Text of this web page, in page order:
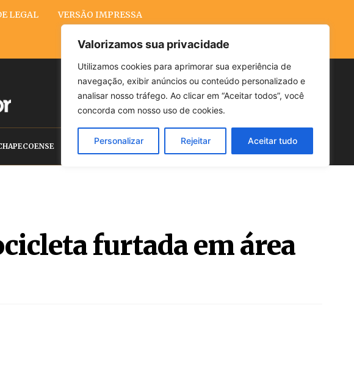
Valorizamos sua privacidade
Utilizamos cookies para aprimorar sua experiência de
navegação, exibir anúncios ou conteúdo personalizado e
analisar nosso tráfego. Ao clicar em “Aceitar todos”, você
concorda com nosso uso de cookies.
Personalizar Rejeitar Aceitar tudo
LEGAL VERSÃO IMPRESSA
Buscar
POLÍTICA CLIMA ECONOMIA
furtada em área